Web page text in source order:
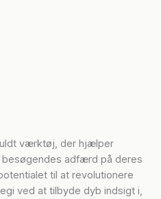
værktøj, der hjælper
adfærd på deres
til at revolutionere
ved at tilbyde dyb indsigt i,